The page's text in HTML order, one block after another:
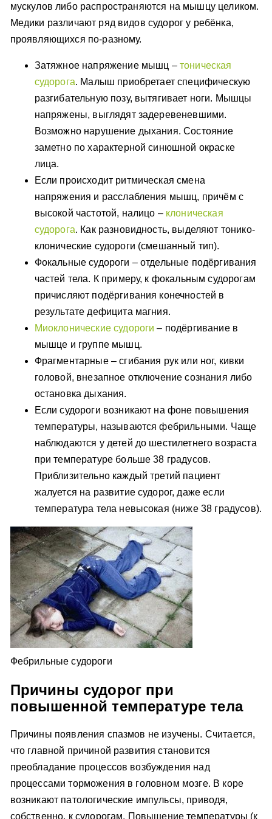
мускулов либо распространяются на мышцу целиком.
Медики различают ряд видов судорог у ребёнка,
проявляющихся по-разному.
Затяжное напряжение мышц – тоническая
судорога. Малыш приобретает специфическую
разгибательную позу, вытягивает ноги. Мышцы
напряжены, выглядят задеревеневшими.
Возможно нарушение дыхания. Состояние
заметно по характерной синюшной окраске
лица.
Если происходит ритмическая смена
напряжения и расслабления мышц, причём с
высокой частотой, налицо – клоническая
судорога. Как разновидность, выделяют тонико-
клонические судороги (смешанный тип).
Фокальные судороги – отдельные подёргивания
частей тела. К примеру, к фокальным судорогам
причисляют подёргивания конечностей в
результате дефицита магния.
Миоклонические судороги – подёргивание в
мышце и группе мышц.
Фрагментарные – сгибания рук или ног, кивки
головой, внезапное отключение сознания либо
остановка дыхания.
Если судороги возникают на фоне повышения
температуры, называются фебрильными. Чаще
наблюдаются у детей до шестилетнего возраста
при температуре больше 38 градусов.
Приблизительно каждый третий пациент
жалуется на развитие судорог, даже если
температура тела невысокая (ниже 38 градусов).
Фебрильные судороги
Причины судорог при
повышенной температуре тела
Причины появления спазмов не изучены. Считается,
что главной причиной развития становится
преобладание процессов возбуждения над
процессами торможения в головном мозге. В коре
возникают патологические импульсы, приводя,
собственно, к судорогам. Повышение температуры (к